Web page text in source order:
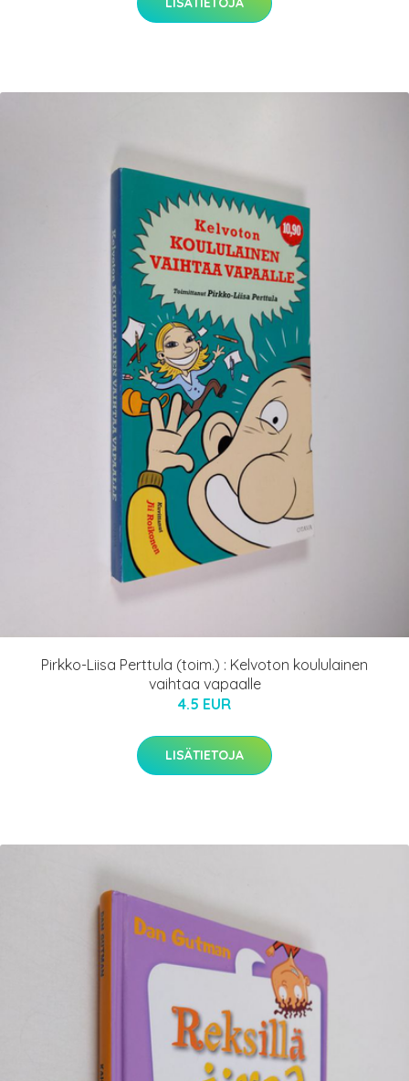
Pirkko-Liisa Perttula (toim.) : Kelvoton koululainen
vaihtaa vapaalle
4.5 EUR
LISÄTIETOJA